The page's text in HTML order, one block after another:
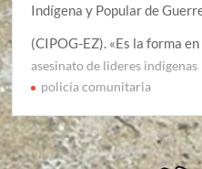
Indígena y Popular de
(CIPOG-EZ). «Es la forma
asesinato de lideres indigenas
policía comunitaria